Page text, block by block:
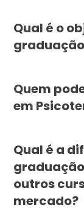
Qual é o
Quem
em
Qual é a
outros
mercado?